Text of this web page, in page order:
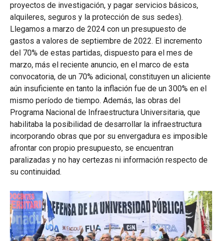
proyectos de investigación, y pagar servicios básicos,
alquileres, seguros y la protección de sus sedes).
Llegamos a marzo de 2024 con un presupuesto de
gastos a valores de septiembre de 2022. El incremento
del 70% de estas partidas, dispuesto para el mes de
marzo, más el reciente anuncio, en el marco de esta
convocatoria, de un 70% adicional, constituyen un aliciente
aún insuficiente en tanto la inflación fue de un 300% en el
mismo período de tiempo. Además, las obras del
Programa Nacional de Infraestructura Universitaria, que
habilitaba la posibilidad de desarrollar la infraestructura
incorporando obras que por su envergadura es imposible
afrontar con propio presupuesto, se encuentran
paralizadas y no hay certezas ni información respecto de
su continuidad.